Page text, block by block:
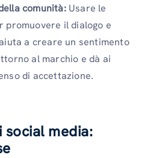
comunità:Usare le
promuovere il dialogo e
a creare un sentimento
al marchio e dà ai
di accettazione.
social media: